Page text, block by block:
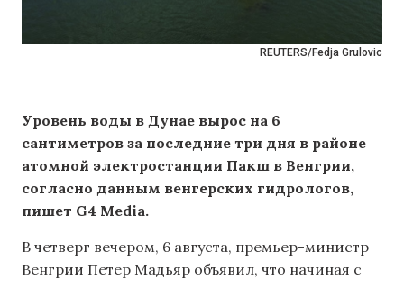
REUTERS/Fedja Grulovic
Уровень воды в Дунае вырос на 6
сантиметров за последние три дня в районе
атомной электростанции Пакш в Венгрии,
согласно данным венгерских гидрологов,
пишет G4 Media.
В четверг вечером, 6 августа, премьер-министр
Венгрии Петер Мадьяр объявил, что начиная с